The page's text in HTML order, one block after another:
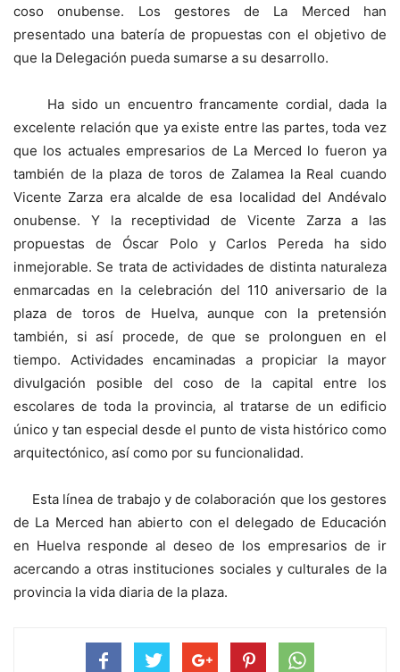
coso onubense. Los gestores de La Merced han
presentado una batería de propuestas con el objetivo de
que la Delegación pueda sumarse a su desarrollo.
Ha sido un encuentro francamente cordial, dada la
excelente relación que ya existe entre las partes, toda vez
que los actuales empresarios de La Merced lo fueron ya
también de la plaza de toros de Zalamea la Real cuando
Vicente Zarza era alcalde de esa localidad del Andévalo
onubense. Y la receptividad de Vicente Zarza a las
propuestas de Óscar Polo y Carlos Pereda ha sido
inmejorable. Se trata de actividades de distinta naturaleza
enmarcadas en la celebración del 110 aniversario de la
plaza de toros de Huelva, aunque con la pretensión
también, si así procede, de que se prolonguen en el
tiempo. Actividades encaminadas a propiciar la mayor
divulgación posible del coso de la capital entre los
escolares de toda la provincia, al tratarse de un edificio
único y tan especial desde el punto de vista histórico como
arquitectónico, así como por su funcionalidad.
Esta línea de trabajo y de colaboración que los gestores
de La Merced han abierto con el delegado de Educación
en Huelva responde al deseo de los empresarios de ir
acercando a otras instituciones sociales y culturales de la
provincia la vida diaria de la plaza.